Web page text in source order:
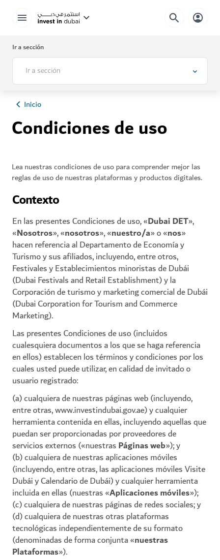
Ir a sección
Ir a sección
Inicio
Condiciones de uso
Lea nuestras condiciones de uso para comprender mejor las
reglas de uso de nuestras plataformas y productos digitales.
Contexto
En las presentes Condiciones de uso, «Dubai DET»,
«Nosotros», «nosotros», «nuestro/a» o «nos»
hacen referencia al Departamento de Economía y
Turismo y sus afiliados, incluyendo, entre otros,
Festivales y Establecimientos minoristas de Dubái
(Dubai Festivals and Retail Establishment) y la
Corporación de turismo y marketing comercial de Dubái
(Dubai Corporation for Tourism and Commerce
Marketing).
Las presentes Condiciones de uso (incluidos
cualesquiera documentos a los que se haga referencia
en ellos) establecen los términos y condiciones por los
cuales usted puede utilizar, en calidad de invitado o
usuario registrado:
(a) cualquiera de nuestras páginas web (incluyendo,
entre otras, www.investindubai.gov.ae) y cualquier
herramienta contenida en ellas, incluyendo aquellas que
puedan ser proporcionadas por proveedores de
servicios externos («nuestras Páginas web»); y
(b) cualquiera de nuestras aplicaciones móviles
(incluyendo, entre otras, las aplicaciones móviles Visite
Dubái y Calendario de Dubái) y cualquier herramienta
incluida en ellas (nuestras «Aplicaciones móviles»);
(c) cualquiera de nuestras páginas de redes sociales; y
(d) cualquiera de nuestras otras plataformas
tecnológicas independientemente de su formato
(denominadas de forma conjunta «nuestras
Plataformas»).